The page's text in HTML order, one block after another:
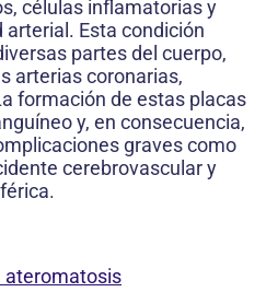
células inflamatorias y
Esta condición
partes del cuerpo,
arterias coronarias,
formación de estas placas
y, en consecuencia,
graves como
cerebrovascular y
ateromatosis